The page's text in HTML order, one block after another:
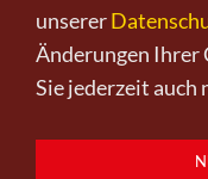
Kunst kaufenKunst
0151-21315985
unserer
Änderungen Ihrer
Sie jederzeit auch